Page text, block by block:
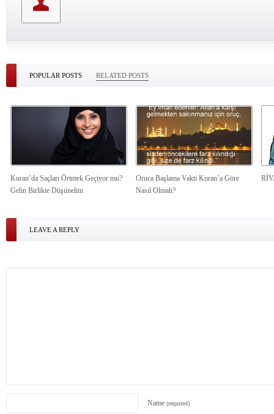
POPULAR POSTS RELATED POSTS
Kuran’da Saçları Örtmek Geçiyor mu?
Gelin Birlikte Düşünelim
Oruca Başlama Vakti Kuran’a Göre
Nasıl Olmalı?
LEAVE A REPLY
Name (required)